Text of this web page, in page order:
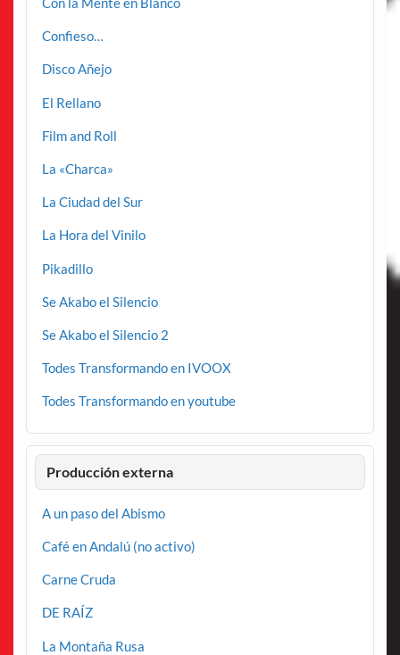
Confieso…
Disco Añejo
El Rellano
Film and Roll
La «Charca»
La Ciudad del Sur
La Hora del Vinilo
Pikadillo
Se Akabo el Silencio
Se Akabo el Silencio 2
Todes Transformando en IVOOX
Todes Transformando en youtube
Producción externa
A un paso del Abismo
Café en Andalú (no activo)
Carne Cruda
DE RAÍZ
La Montaña Rusa